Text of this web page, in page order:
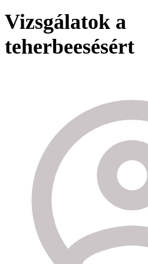
Vizsgálatok a
teherbeesésért